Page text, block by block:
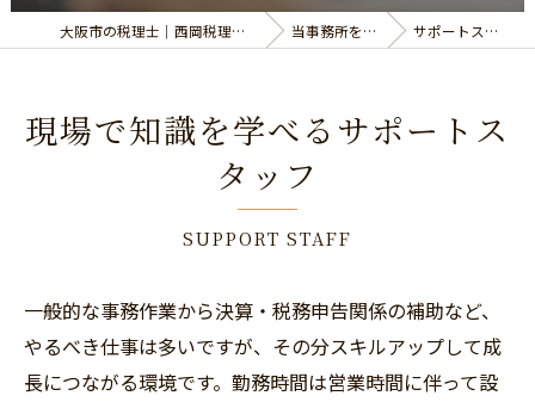
大阪市の税理士｜西岡税理士事務所 当事務所を知る サポートスタッフ
現場で知識を学べるサポートス
タッフ
SUPPORT STAFF
一般的な事務作業から決算・税務申告関係の補助など、
やるべき仕事は多いですが、その分スキルアップして成
長につながる環境です。勤務時間は営業時間に伴って設